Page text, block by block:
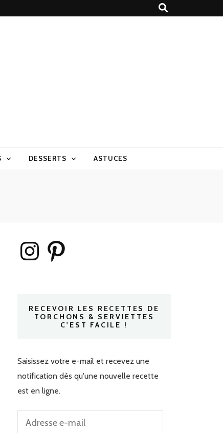
DESSERTS ASTUCES
InstagramPinterest
RECEVOIR LES RECETTES DE
TORCHONS & SERVIETTES
C'EST FACILE !
Saisissez votre e-mail et recevez une
notification dès qu'une nouvelle recette
est en ligne.
Adresse